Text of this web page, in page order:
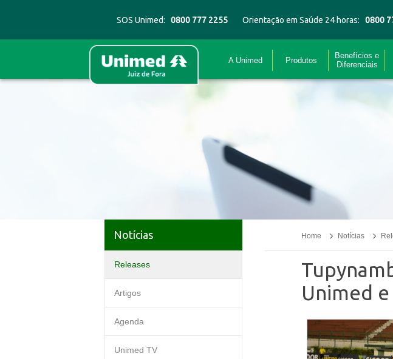
SOS Unimed: 0800 777 2255 Orientação em Saúde 24 horas: 0800
A Unimed Produtos
Benefícios e
Diferenciais
Notícias
Releases
Artigos
Agenda
Unimed TV
Home Notícias
Unimed